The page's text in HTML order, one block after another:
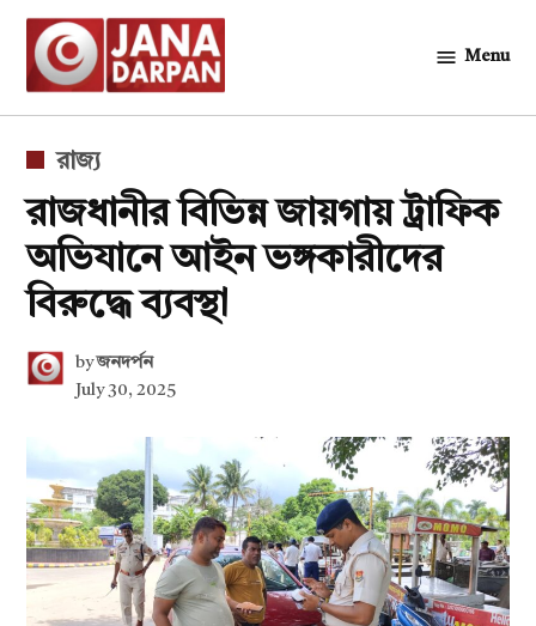
Skip
content
Menu
POSTED
রাজ্য
রাজধানীর বিভিন্ন জায়গায় ট্রাফিক
অভিযানে আইন ভঙ্গকারীদের
বিরুদ্ধে ব্যবস্থা
by জনদর্পন
July 30, 2025